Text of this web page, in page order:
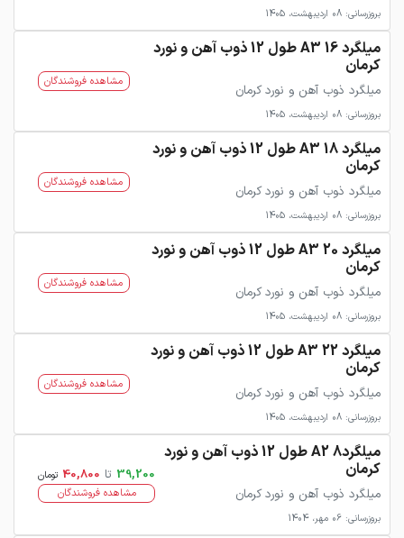
بروزرسانی: 08 اردیبهشت، 1405
میلگرد 16 A3 طول 12 ذوب آهن و نورد
کرمان
میلگرد ذوب آهن و نورد کرمان
بروزرسانی: 08 اردیبهشت، 1405
مشاهده فروشندگان
میلگرد 18 A3 طول 12 ذوب آهن و نورد
کرمان
میلگرد ذوب آهن و نورد کرمان
بروزرسانی: 08 اردیبهشت، 1405
مشاهده فروشندگان
میلگرد 20 A3 طول 12 ذوب آهن و نورد
کرمان
میلگرد ذوب آهن و نورد کرمان
بروزرسانی: 08 اردیبهشت، 1405
مشاهده فروشندگان
میلگرد 22 A3 طول 12 ذوب آهن و نورد
کرمان
میلگرد ذوب آهن و نورد کرمان
بروزرسانی: 08 اردیبهشت، 1405
مشاهده فروشندگان
میلگرد8 A2 طول 12 ذوب آهن و نورد
کرمان
میلگرد ذوب آهن و نورد کرمان
بروزرسانی: 06 مهر، 1404
39,200 تا 40,800 تومان
مشاهده فروشندگان